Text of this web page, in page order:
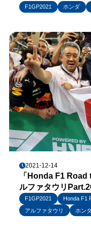
F1GP2021 ホンダ
2021-12-14
「Honda F1
ルファタウリ
F1GP2021 Honda F1
アルファタウリ
ホン